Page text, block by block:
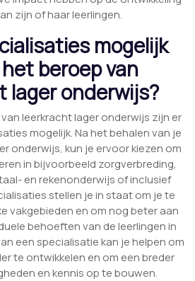
zijn of haar leerlingen.
mogelijk
beroep van
lager onderwijs?
leerkracht lager onderwijs zijn er
mogelijk. Na het behalen van je
onderwijs, kun je ervoor kiezen om
in bijvoorbeeld zorgverbreding,
en rekenonderwijs of inclusief
stellen je in staat om je te
vakgebieden en om nog beter aan
behoeften van de leerlingen in
een specialisatie kan je helpen om
te ontwikkelen en om een breder
en kennis op te bouwen.